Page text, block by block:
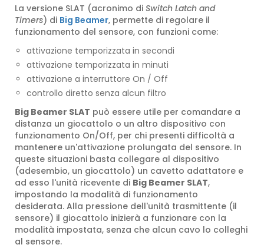
La versione SLAT (acronimo di Switch Latch and
Timers) di Big Beamer, permette di regolare il
funzionamento del sensore, con funzioni come:
attivazione temporizzata in secondi
attivazione temporizzata in minuti
attivazione a interruttore On / Off
controllo diretto senza alcun filtro
Big Beamer SLAT può essere utile per comandare a
distanza un giocattolo o un altro dispositivo con
funzionamento On/Off, per chi presenti difficoltà a
mantenere un'attivazione prolungata del sensore. In
queste situazioni basta collegare al dispositivo
(adesembio, un giocattolo) un cavetto adattatore e
ad esso l'unità ricevente di Big Beamer SLAT,
impostando la modalità di funzionamento
desiderata. Alla pressione dell'unità trasmittente (il
sensore) il giocattolo inizierà a funzionare con la
modalità impostata, senza che alcun cavo lo colleghi
al sensore.